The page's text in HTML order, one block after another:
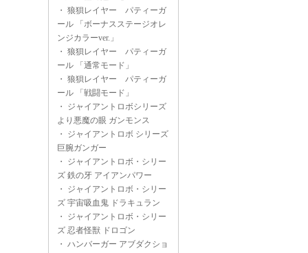
・ 狼狽レイヤー パティーガ
ール 「ボーナスステージオレ
ンジカラーver.」
・ 狼狽レイヤー パティーガ
ール 「通常モード」
・ 狼狽レイヤー パティーガ
ール 「戦闘モード」
・ ジャイアントロボシリーズ
より悪魔の眼 ガンモンス
・ ジャイアントロボ シリーズ
巨腕ガンガー
・ ジャイアントロボ・シリー
ズ 鉄の牙 アイアンパワー
・ ジャイアントロボ・シリー
ズ 宇宙吸血鬼 ドラキュラン
・ ジャイアントロボ・シリー
ズ 忍者怪獣 ドロゴン
・ ハンバーガー アブダクショ